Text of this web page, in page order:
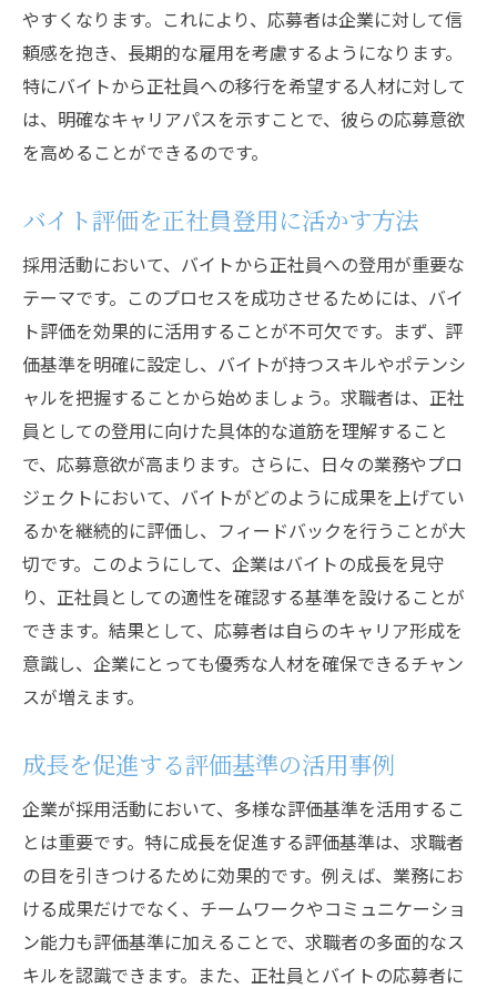
やすくなります。これにより、応募者は企業に対して信
頼感を抱き、長期的な雇用を考慮するようになります。
特にバイトから正社員への移行を希望する人材に対して
は、明確なキャリアパスを示すことで、彼らの応募意欲
を高めることができるのです。
バイト評価を正社員登用に活かす方法
採用活動において、バイトから正社員への登用が重要な
テーマです。このプロセスを成功させるためには、バイ
ト評価を効果的に活用することが不可欠です。まず、評
価基準を明確に設定し、バイトが持つスキルやポテンシ
ャルを把握することから始めましょう。求職者は、正社
員としての登用に向けた具体的な道筋を理解すること
で、応募意欲が高まります。さらに、日々の業務やプロ
ジェクトにおいて、バイトがどのように成果を上げてい
るかを継続的に評価し、フィードバックを行うことが大
切です。このようにして、企業はバイトの成長を見守
り、正社員としての適性を確認する基準を設けることが
できます。結果として、応募者は自らのキャリア形成を
意識し、企業にとっても優秀な人材を確保できるチャン
スが増えます。
成長を促進する評価基準の活用事例
企業が採用活動において、多様な評価基準を活用するこ
とは重要です。特に成長を促進する評価基準は、求職者
の目を引きつけるために効果的です。例えば、業務にお
ける成果だけでなく、チームワークやコミュニケーショ
ン能力も評価基準に加えることで、求職者の多面的なス
キルを認識できます。また、正社員とバイトの応募者に